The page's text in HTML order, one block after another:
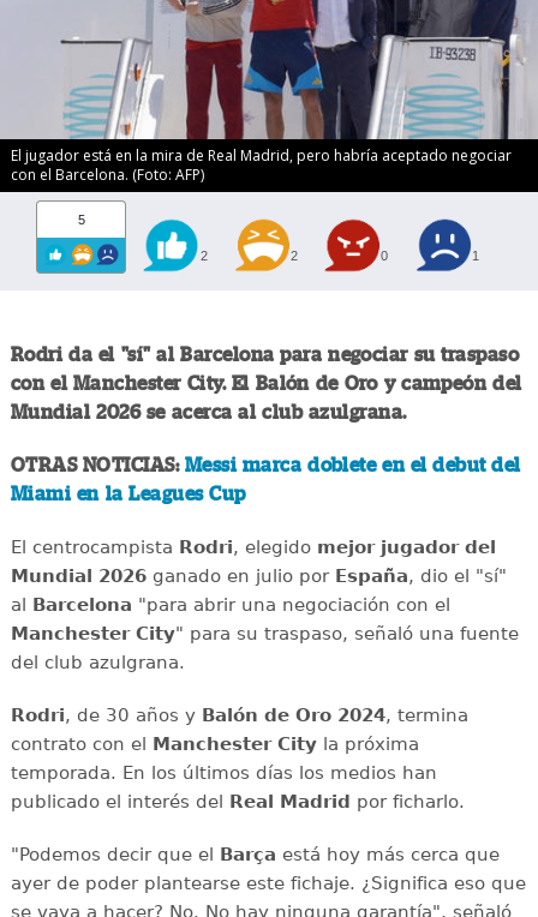
El jugador está en la mira de Real Madrid, pero habría aceptado negociar
con el Barcelona. (Foto: AFP)
5
2 2 0 1
Rodri da el "sí" al Barcelona para negociar su traspaso
con el Manchester City. El Balón de Oro y campeón del
Mundial 2026 se acerca al club azulgrana.
OTRAS NOTICIAS: Messi marca doblete en el debut del
Miami en la Leagues Cup
El centrocampista Rodri, elegido mejor jugador del
Mundial 2026ganado en julio por España, dio el "sí"
al
Barcelona "para abrir una negociación con el
Manchester City" para su traspaso, señaló una fuente
del club azulgrana.
Rodri, de 30 años y Balón de Oro 2024, termina
contrato con el
Manchester Cityla próxima
temporada. En los últimos días los medios han
publicado el interés del
Real Madrid por ficharlo.
"Podemos decir que el Barça está hoy más cerca que
ayer de poder plantearse este fichaje. ¿Significa eso que
se vaya a hacer? No. No hay ninguna garantía", señaló